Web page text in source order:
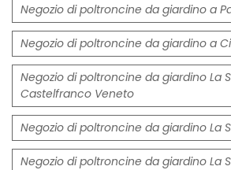
Negozio di poltroncine da giardino a
Negozio di poltroncine da giardino a
Negozio di poltroncine da giardino La
Castelfranco Veneto
Negozio di poltroncine da giardino La
Negozio di poltroncine da giardino La